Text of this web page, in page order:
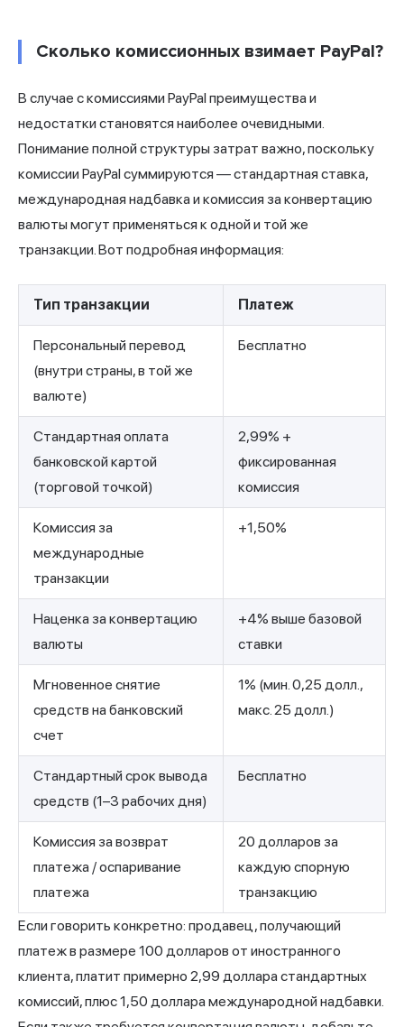
Сколько комиссионных взимает PayPal?
В случае с комиссиями PayPal преимущества и
недостатки становятся наиболее очевидными.
Понимание полной структуры затрат важно, поскольку
комиссии PayPal суммируются — стандартная ставка,
международная надбавка и комиссия за конвертацию
валюты могут применяться к одной и той же
транзакции. Вот подробная информация:
Тип транзакции Платеж
Персональный перевод
(внутри страны, в той же
валюте)
Бесплатно
Стандартная оплата
банковской картой
(торговой точкой)
2,99% +
фиксированная
комиссия
Комиссия за
международные
транзакции
+1,50%
Наценка за конвертацию
валюты
+4% выше базовой
ставки
Мгновенное снятие
средств на банковский
счет
1% (мин. 0,25 долл.,
макс. 25 долл.)
Стандартный срок вывода
средств (1–3 рабочих дня)
Бесплатно
Комиссия за возврат
платежа / оспаривание
платежа
20 долларов за
каждую спорную
транзакцию
Если говорить конкретно: продавец, получающий
платеж в размере 100 долларов от иностранного
клиента, платит примерно 2,99 доллара стандартных
комиссий, плюс 1,50 доллара международной надбавки.